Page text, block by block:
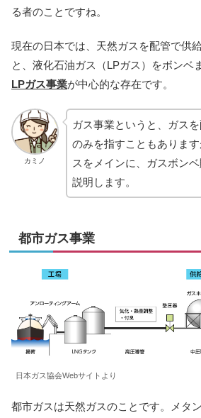
る者のことですね。
現在の日本では、天然ガスを配管で供
と、液化石油ガス（LPガス）をボンベ
LPガス事業が中心的な存在です。
カミノ
ガス事業というと、ガス
のみを指すこともありま
スをメインに、ガスボン
説明します。
都市ガス事業
日本ガス協会Webサイトより
都市ガスは天然ガスのことです。メタ